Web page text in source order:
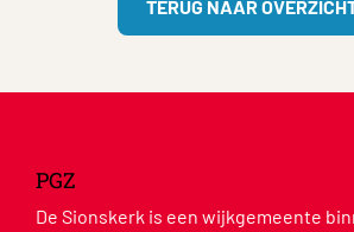
TERUG NAAR
PGZ
De Sionskerk is een wijkgemeente